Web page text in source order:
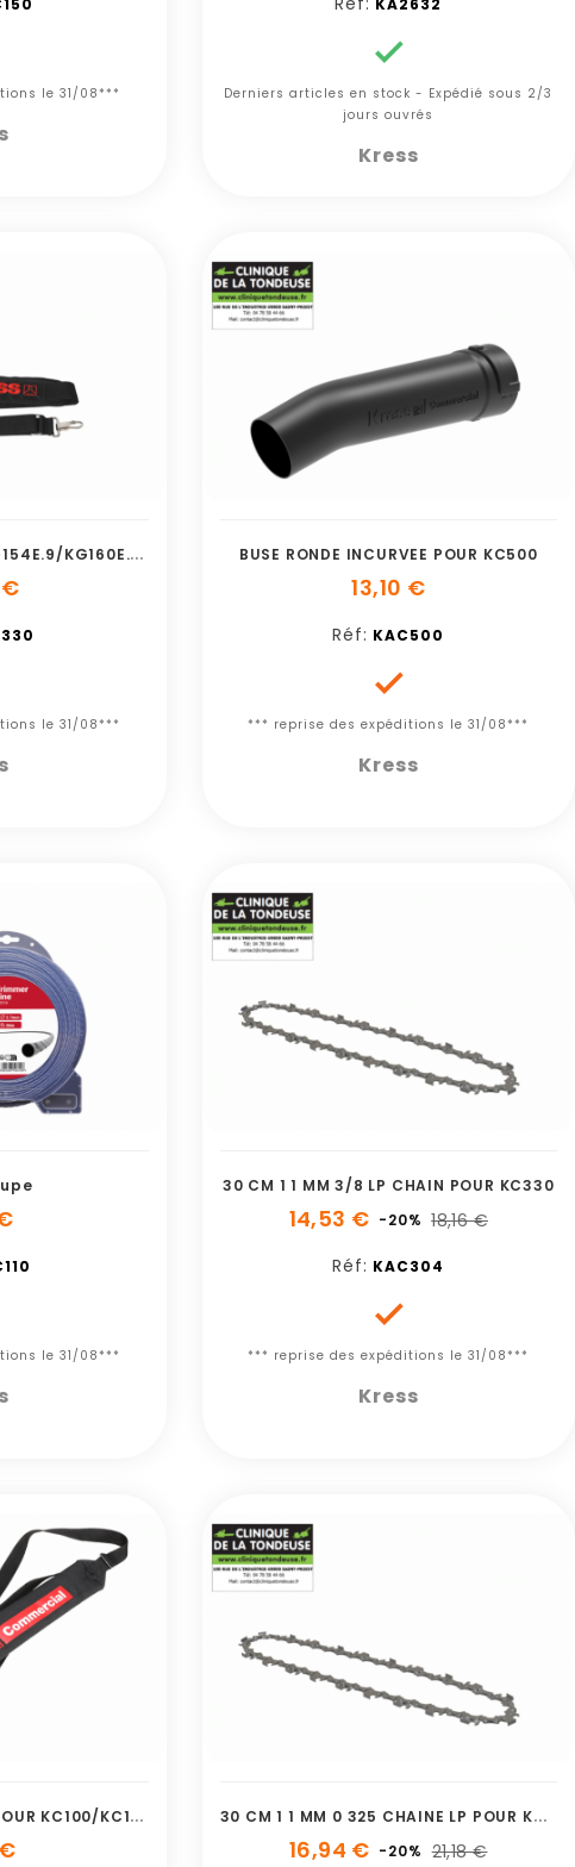
le 31/08***
KA2632

Derniers articles en stock - Expédié sous 2/3
jours ouvrés
Kress
B
ANDOULIERE POUR KG154E.9/KG160E.9/KG161
€
le 31/08***
BUSE RONDE INCURVEE POUR KC500
13,10 €
Réf: KAC500

*** reprise des expéditions le 31/08***
Kress
le 31/08***
30 CM 1 1 MM 3/8 LP CHAIN POUR KC330
14,53 € -20% 18,16 €
Réf: KAC304

*** reprise des expéditions le 31/08***
Kress
B
ANDOULIERE SIMPLE POUR KC100/KC110/KC12 3
0 CM 1 1 MM 0 325 CHAINE LP POUR KC320
16,94 € -20% 21,18 €